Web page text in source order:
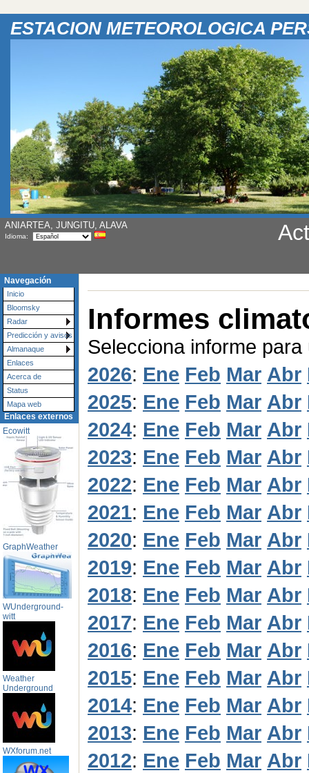
ESTACION METEOROLOGICA
ANIARTEA, JUNGITU, ALAVA
Idioma:
Navegación
Inicio
Bloomsky
Radar
Predicción y avisos
Almanaque
Enlaces
Acerca de
Status
Mapa web
Enlaces externos
Ecowitt
GraphWeather
WUnderground-
witt
Weather
Underground
WXforum.net
Informes
Selecciona informe para
2026: Ene Feb Mar Abr
2025: Ene Feb Mar Abr
2024: Ene Feb Mar Abr
2023: Ene Feb Mar Abr
2022: Ene Feb Mar Abr
2021: Ene Feb Mar Abr
2020: Ene Feb Mar Abr
2019: Ene Feb Mar Abr
2018: Ene Feb Mar Abr
2017: Ene Feb Mar Abr
2016: Ene Feb Mar Abr
2015: Ene Feb Mar Abr
2014: Ene Feb Mar Abr
2013: Ene Feb Mar Abr
2012: Ene Feb Mar Abr